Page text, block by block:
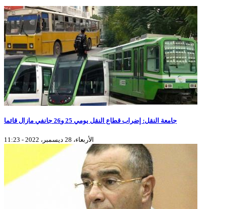
جامعة النقل: إضراب قطاع النقل يومي 25 و26 جانفي مازال قائما
الأربعاء، 28 ديسمبر، 2022 - 11:23